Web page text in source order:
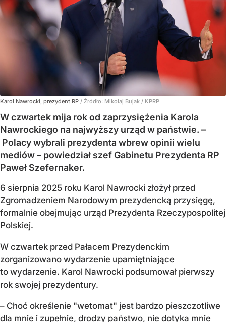
Karol Nawrocki, prezydent RP / Źródło: Mikołaj Bujak / KPRP
W czwartek mija rok od zaprzysiężenia Karola
Nawrockiego na najwyższy urząd w państwie. –
Polacy wybrali prezydenta wbrew opinii wielu
mediów – powiedział szef Gabinetu Prezydenta RP
Paweł Szefernaker.
6 sierpnia 2025 roku Karol Nawrocki złożył przed
Zgromadzeniem Narodowym prezydencką przysięgę,
formalnie obejmując urząd Prezydenta Rzeczypospolitej
Polskiej.
W czwartek przed Pałacem Prezydenckim
zorganizowano wydarzenie upamiętniające
to wydarzenie. Karol Nawrocki podsumował pierwszy
rok swojej prezydentury.
– Choć określenie "wetomat" jest bardzo pieszczotliwe
dla mnie i zupełnie, drodzy państwo, nie dotyka mnie